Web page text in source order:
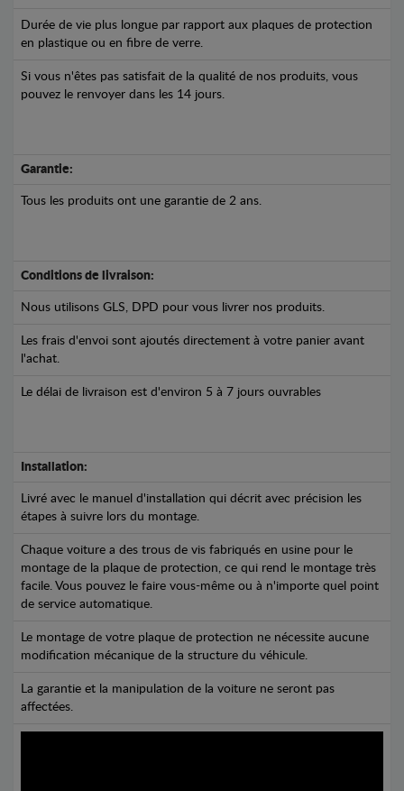
Durée de vie plus longue par rapport aux plaques de protection
en plastique ou en fibre de verre.
Si vous n'êtes pas satisfait de la qualité de nos produits, vous
pouvez le renvoyer dans les 14 jours.
Garantie:
Tous les produits ont une garantie de 2 ans.
Conditions de livraison:
Nous utilisons GLS, DPD pour vous livrer nos produits.
Les frais d'envoi sont ajoutés directement à votre panier avant
l'achat.
Le délai de livraison est d'environ 5 à 7 jours ouvrables
Installation:
Livré avec le manuel d'installation qui décrit avec précision les
étapes à suivre lors du montage.
Chaque voiture a des trous de vis fabriqués en usine pour le
montage de la plaque de protection, ce qui rend le montage très
facile. Vous pouvez le faire vous-même ou à n'importe quel point
de service automatique.
Le montage de votre plaque de protection ne nécessite aucune
modification mécanique de la structure du véhicule.
La garantie et la manipulation de la voiture ne seront pas
affectées.